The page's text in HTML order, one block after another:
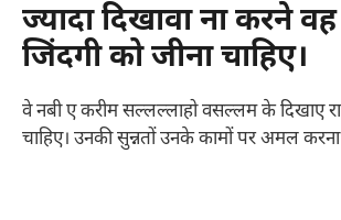
ज्यादा दिखावा ना करने
जिंदगी को जीना चाहिए।
वे नबी ए करीम सल्लल्लाहो वसल्लम के दिखाए
चाहिए। उनकी सुन्नतों उनके कामों पर अमल करना